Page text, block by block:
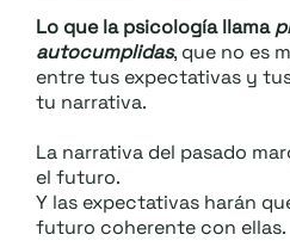
Lo que la psicología llama
autocumplidas, que no es
entre tus expectativas y
tu narrativa.
La narrativa del pasado
el futuro.
Y las expectativas harán
futuro coherente con ellas.